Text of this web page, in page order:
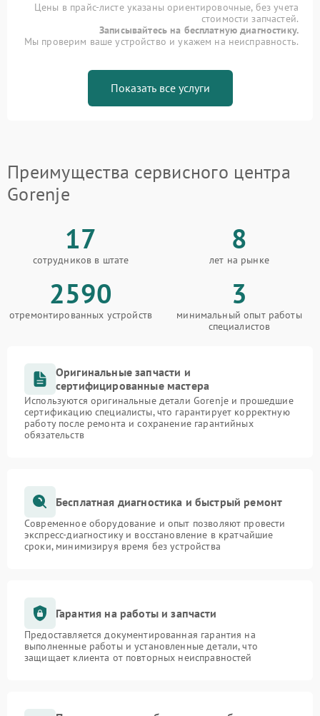
Цены в прайс-листе указаны ориентировочные, без учета
стоимости запчастей.
Записывайтесь на бесплатную диагностику.
Мы проверим ваше устройство и укажем на неисправность.
Показать все услуги
Преимущества сервисного центра
Gorenje
17
сотрудников в штате
8
лет на рынке
2590
отремонтированных устройств
3
минимальный опыт работы
специалистов
Оригинальные запчасти и
сертифицированные мастера
Используются оригинальные детали Gorenje и прошедшие
сертификацию специалисты, что гарантирует корректную
работу после ремонта и сохранение гарантийных
обязательств
Бесплатная диагностика и быстрый ремонт
Современное оборудование и опыт позволяют провести
экспресс-диагностику и восстановление в кратчайшие
сроки, минимизируя время без устройства
Гарантия на работы и запчасти
Предоставляется документированная гарантия на
выполненные работы и установленные детали, что
защищает клиента от повторных неисправностей